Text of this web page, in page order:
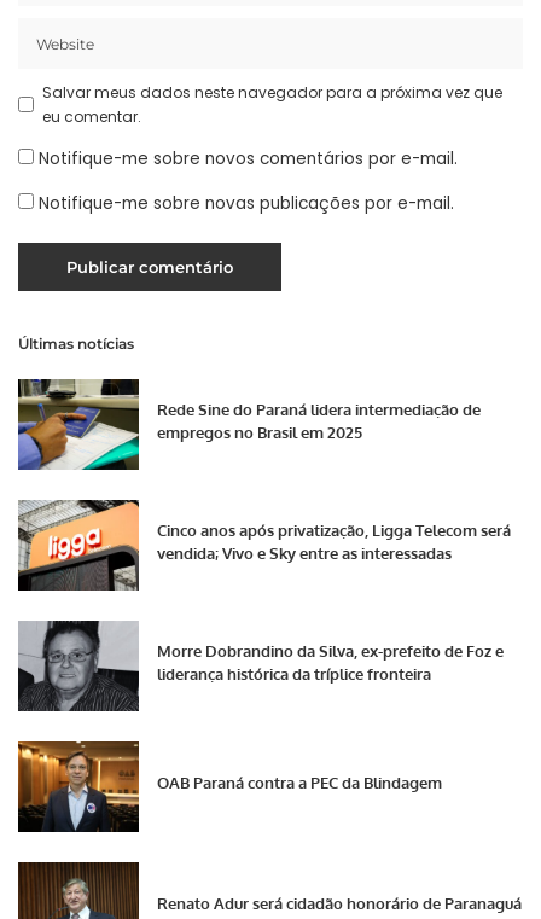
Salvar meus dados neste navegador para a próxima vez que
eu comentar.
Notifique-me sobre novos comentários por e-mail.
Notifique-me sobre novas publicações por e-mail.
Últimas notícias
Rede Sine do Paraná lidera intermediação de
empregos no Brasil em 2025
Cinco anos após privatização, Ligga Telecom será
vendida; Vivo e Sky entre as interessadas
Morre Dobrandino da Silva, ex-prefeito de Foz e
liderança histórica da tríplice fronteira
OAB Paraná contra a PEC da Blindagem
Renato Adur será cidadão honorário de Paranaguá